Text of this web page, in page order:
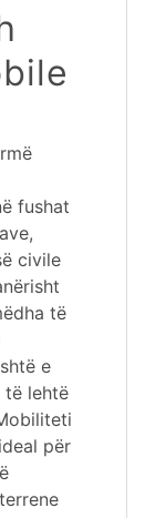
fushat
civile
të
e
të lehtë
për